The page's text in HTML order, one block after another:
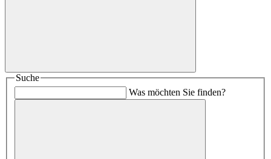
Suche
Was möchten Sie finden?